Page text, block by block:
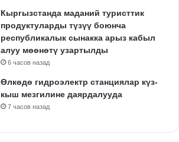
Кыргызстанда маданий туристтик
продуктуларды түзүү боюнча
республикалык сынакка арыз кабыл
алуу мөөнөтү узартылды
6 часов назад
Өлкөдө гидроэлектр станциялар күз-
кыш мезгилине даярдалууда
7 часов назад